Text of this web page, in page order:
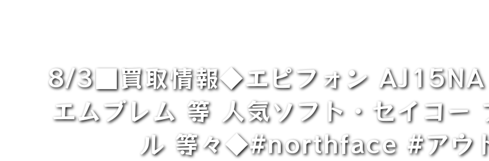
8/3■買取情報◆エピフォン AJ15NA
エムブレム 等 人気ソフト・セイコー
ル 等々◆#northface #アウ